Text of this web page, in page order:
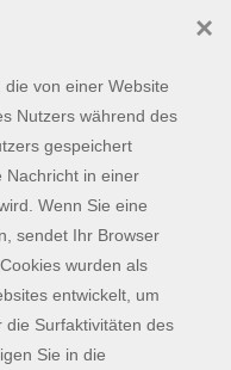
werden.
Kontaktformular
Impressum
von einer Website
Nutzers während des
gespeichert
Nachricht in einer
Wenn Sie eine
sendet Ihr Browser
wurden als
entwickelt, um
Surfaktivitäten des
Sie in die
×